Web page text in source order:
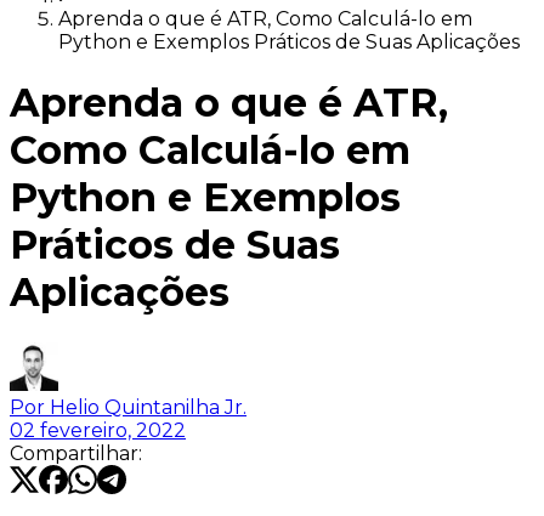
Aprenda o que é ATR, Como Calculá-lo em
Python e Exemplos Práticos de Suas Aplicações
Aprenda o que é ATR,
Como Calculá-lo em
Python e Exemplos
Práticos de Suas
Aplicações
Por Helio Quintanilha Jr.
02 fevereiro, 2022
Compartilhar: